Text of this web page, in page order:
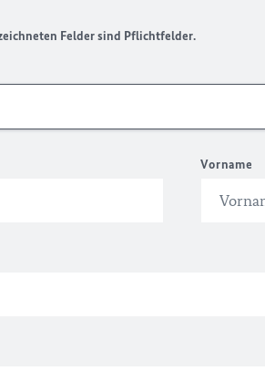
Felder sind Pflichtfelder.
Vorname